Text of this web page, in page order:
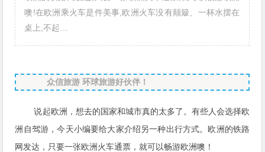
噢!在欧洲乘火车是件美事,欧洲火车没有颠簸、一杯水摆在
桌上,不起…
众信旅游 环球旅游好伙伴！
说起欧洲，想去的国家和城市真的太多了。有些人会选择欧
洲自驾游，今天小编要给大家介绍另一种出行方式。欧洲的铁路
网发达，只要一张欧洲火车通票，就可以畅游欧洲噢！